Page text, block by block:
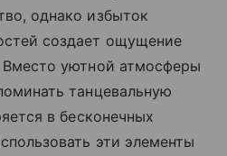
однако избыток
создает ощущение
уютной атмосферы
танцевальную
в бесконечных
эти элементы